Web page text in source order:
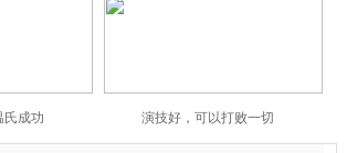
氏成功 演技好，可以打败一切